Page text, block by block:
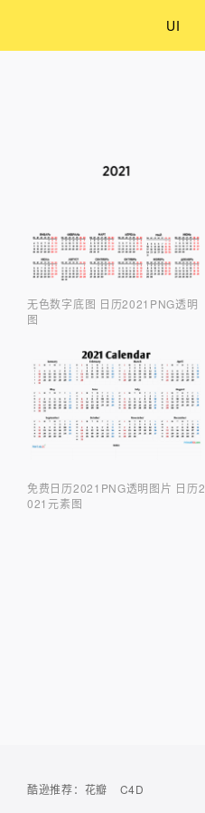
UI
无色数字底图 日历2021PNG透明
图
免费日历2021PNG透明图片 日历2
021元素图
酷逊推荐： 花瓣 C4D